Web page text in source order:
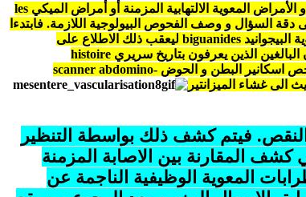
المعوية الالتهابية المزمنة أو أمراض الميكي les
السؤال و وصف الفحوص البيولوجية اللازمة. فابتدءا
البيجوانيد biguanides ليعقب ذلك الاطلاع على
الذين يعرفون بتاريخ سريري histoire
اسكانير البطن و الحوض scanner abdomino-
الى غشاء الميزانتير
فيتم كشف ذلك بواسطة التنظير
المقارنة بين الاصابة المزمنة
المعوية الوظيفية الناجمة عن